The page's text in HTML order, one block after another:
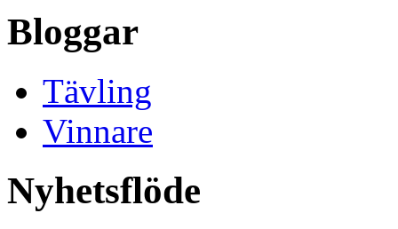
Bloggar
Tävling
Vinnare
Nyhetsflöde